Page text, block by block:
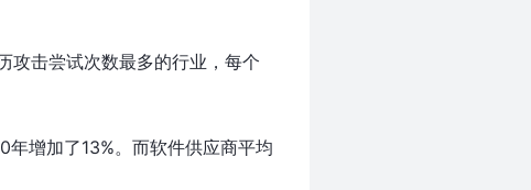
攻击尝试次数最多的行业，每个
增加了13%。而软件供应商平均